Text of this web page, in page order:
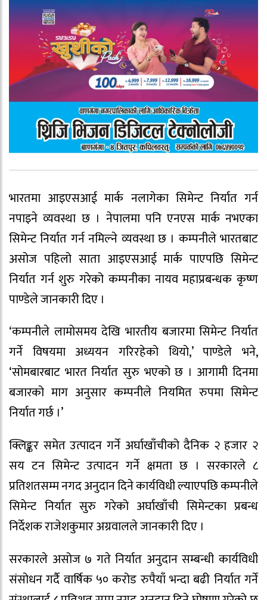
भारतमा आइएसआई मार्क नलागेका सिमेन्ट निर्यात गर्न
नपाइने व्यवस्था छ । नेपालमा पनि एनएस मार्क नभएका
सिमेन्ट निर्यात गर्न नमिल्ने व्यवस्था छ । कम्पनीले भारतबाट
असोज पहिलो साता आइएसआई मार्क पाएपछि सिमेन्ट
निर्यात गर्न शुरु गरेको कम्पनीका नायव महाप्रबन्धक कृष्ण
पाण्डेले जानकारी दिए ।
‘कम्पनीले लामोसमय देखि भारतीय बजारमा सिमेन्ट निर्यात
गर्ने विषयमा अध्ययन गरिरहेको थियो,’ पाण्डेले भने,
‘सोमबारबाट भारत निर्यात सुरु भएको छ । आगामी दिनमा
बजारको माग अनुसार कम्पनीले नियमित रुपमा सिमेन्ट
निर्यात गर्छ ।’
क्लिङ्कर समेत उत्पादन गर्ने अर्घाखाँचीको दैनिक २ हजार २
सय टन सिमेन्ट उत्पादन गर्ने क्षमता छ । सरकारले ८
प्रतिशतसम्म नगद अनुदान दिने कार्यविधी ल्याएपछि कम्पनीले
सिमेन्ट निर्यात सुरु गरेको अर्घाखाँची सिमेन्टका प्रबन्ध
निर्देशक राजेशकुमार अग्रवालले जानकारी दिए ।
सरकारले असोज ७ गते निर्यात अनुदान सम्बन्धी कार्यविधी
संसोधन गर्दै वार्षिक ५० करोड रुपैयाँ भन्दा बढी निर्यात गर्ने